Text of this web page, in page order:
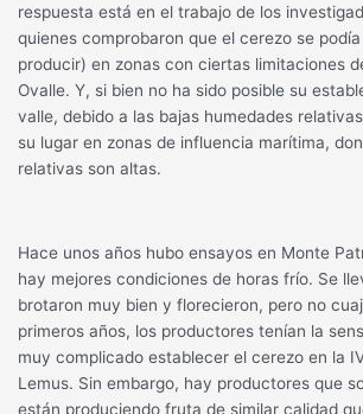
respuesta está en el trabajo de los
quienes comprobaron que el cerezo se
producir) en zonas con ciertas limitaciones
Ovalle. Y, si bien no ha sido posible su
valle, debido a las bajas humedades
su lugar en zonas de influencia marítima,
relativas son altas.
Hace unos años hubo ensayos en Monte
hay mejores condiciones de horas frío. Se
brotaron muy bien y florecieron, pero no
primeros años, los productores tenían la
muy complicado establecer el cerezo en la
Lemus. Sin embargo, hay productores que
están produciendo fruta de similar calidad